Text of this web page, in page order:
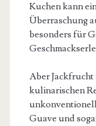
Kuchen kann
Überraschung
besonders für
Aber Jackfrucht
kulinarischen
Guave und